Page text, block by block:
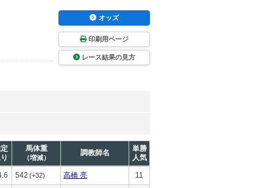
オッズ
印刷用ページ
レース結果の見方
馬体重
（増減）
調教師名
単勝
人気
542 (+32) 高橋 亮 11